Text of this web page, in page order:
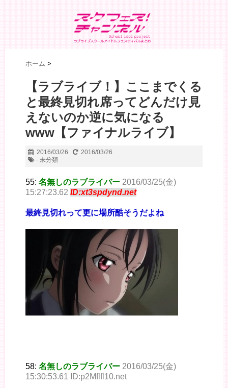
ホーム >
【ラブライブ！】ここまでくる
と最終見切れ席ってどんだけ見
えないのか逆に気になる
www【ファイナルライブ】
2016/03/26
2016/03/26
- 未分類
55: 名無しのラブライバー 2016/03/25(金)
15:27:23.62 ID:xt3spdynd.net
最終見切れって更に場所酷そうだよね
58: 名無しのラブライバー 2016/03/25(金)
15:30:53.61 ID:p2Mflfl10.net